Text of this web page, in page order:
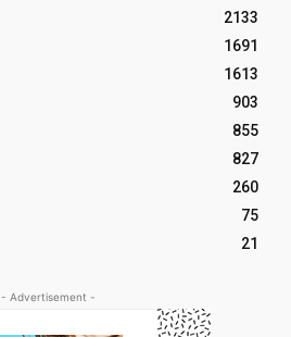
2133
1691
1613
903
855
827
260
75
21
- Advertisement -